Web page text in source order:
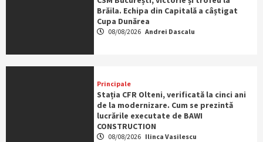
Brăila. Echipa din Capitală a câștigat
Cupa Dunărea
08/08/2026 Andrei Dascalu
Principale
Stația CFR Olteni, verificată la cinci ani
de la modernizare. Cum se prezintă
lucrările executate de BAWI
CONSTRUCTION
08/08/2026 Ilinca Vasilescu